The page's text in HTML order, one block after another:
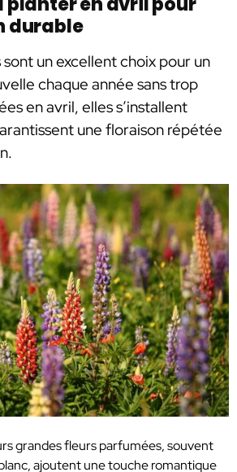
durable
un excellent choix pour un
chaque année sans trop
en avril, elles s’installent
une floraison répétée
grandes fleurs parfumées, souvent
ajoutent une touche romantique